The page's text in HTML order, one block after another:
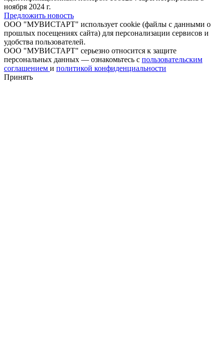
ноября 2024 г.
Предложить новость
ООО "МУВИСТАРТ" использует cookie (файлы с данными о
прошлых посещениях сайта) для персонализации сервисов и
удобства пользователей.
ООО "МУВИСТАРТ" серьезно относится к защите
персональных данных — ознакомьтесь с пользовательским
соглашением и политикой конфиденциальности
Принять